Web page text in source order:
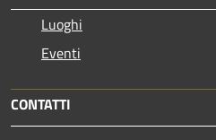
Luoghi
Eventi
CONTATTI